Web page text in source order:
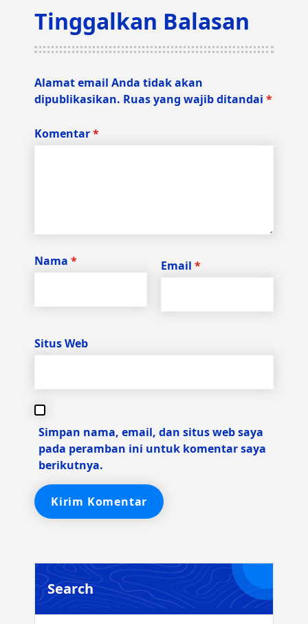
Tinggalkan Balasan
Alamat email Anda tidak akan
dipublikasikan. Ruas yang wajib ditandai *
Komentar*
Nama * Email *
Situs Web
Simpan nama, email, dan situs web saya
pada peramban ini untuk komentar saya
berikutnya.
Search